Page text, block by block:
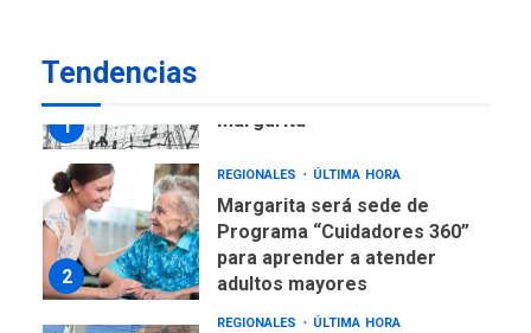
Tendencias
1
Margarita
2
REGIONALES ÚLTIMA HORA
Margarita será sede de
Programa “Cuidadores 360”
para aprender a atender
adultos mayores
REGIONALES ÚLTIMA HORA